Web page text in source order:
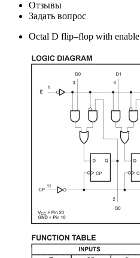
Отзывы
Задать вопрос
Octal D flip–flop with enable